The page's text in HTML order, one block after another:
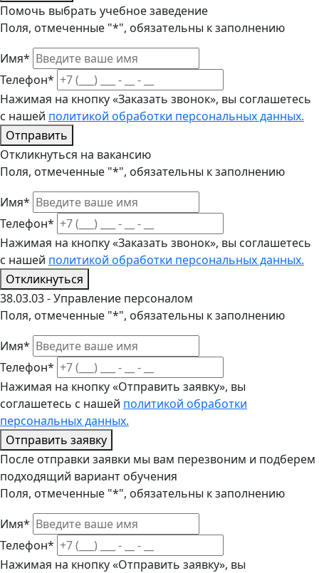
Помочь выбрать учебное заведение
Поля, отмеченные "*", обязательны к заполнению
Имя*
Телефон*
Нажимая на кнопку «Заказать звонок», вы соглашетесь
с нашей политикой обработки персональных данных.
Отправить
Откликнуться на вакансию
Поля, отмеченные "*", обязательны к заполнению
Имя*
Телефон*
Нажимая на кнопку «Заказать звонок», вы соглашетесь
с нашей политикой обработки персональных данных.
Откликнуться
38.03.03 - Управление персоналом
Поля, отмеченные "*", обязательны к заполнению
Имя*
Телефон*
Нажимая на кнопку «Отправить заявку», вы
соглашетесь с нашей политикой обработки
персональных данных.
Отправить заявку
После отправки заявки мы вам перезвоним и подберем
подходящий вариант обучения
Поля, отмеченные "*", обязательны к заполнению
Имя*
Телефон*
Нажимая на кнопку «Отправить заявку», вы